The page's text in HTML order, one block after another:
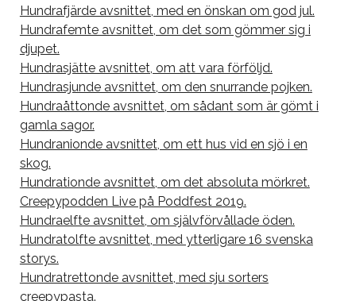
Hundrafjärde avsnittet, med en önskan om god jul.
Hundrafemte avsnittet, om det som gömmer sig i
djupet.
Hundrasjätte avsnittet, om att vara förföljd.
Hundrasjunde avsnittet, om den snurrande pojken.
Hundraåttonde avsnittet, om sådant som är gömt i
gamla sagor.
Hundranionde avsnittet, om ett hus vid en sjö i en
skog.
Hundrationde avsnittet, om det absoluta mörkret.
Creepypodden Live på Poddfest 2019.
Hundraelfte avsnittet, om självförvållade öden.
Hundratolfte avsnittet, med ytterligare 16 svenska
storys.
Hundratrettonde avsnittet, med sju sorters
creepypasta.